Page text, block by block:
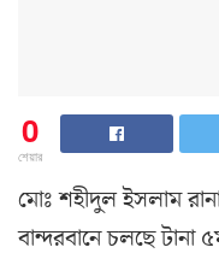
0
শেয়ার
মোঃ শহীদুল ইসলাম
বান্দরবানে চলছে